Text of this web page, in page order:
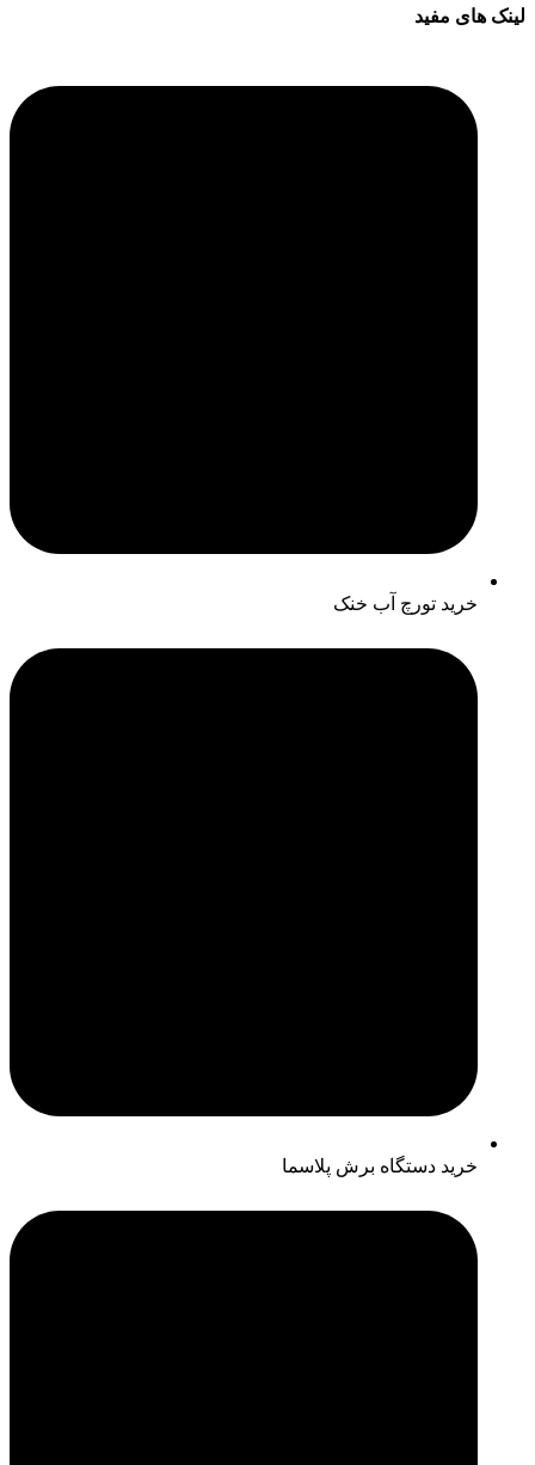
لینک های مفید
خرید تورچ آب خنک
خرید دستگاه برش پلاسما